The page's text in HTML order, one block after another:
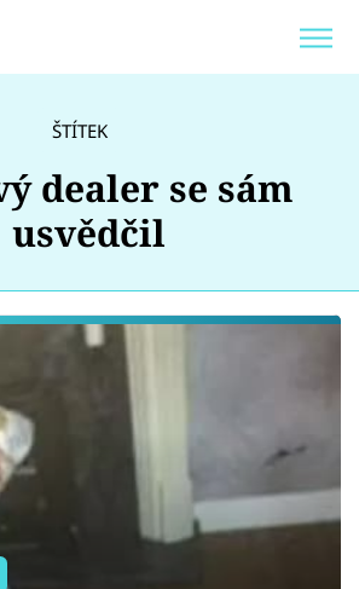
ŠTÍTEK
dealer se sám
usvědčil